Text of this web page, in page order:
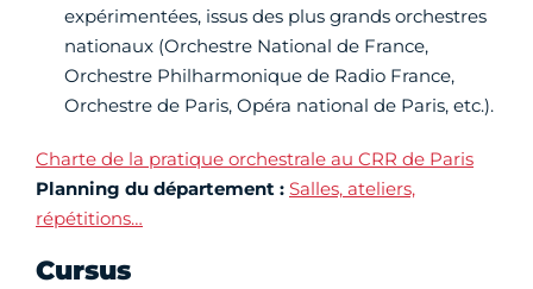
expérimentées, issus des plus grands orchestres
nationaux (Orchestre National de France,
Orchestre Philharmonique de Radio France,
Orchestre de Paris, Opéra national de Paris, etc.).
Charte de la pratique orchestrale au CRR de Paris
Planning du département : Salles, ateliers,
répétitions…
Cursus